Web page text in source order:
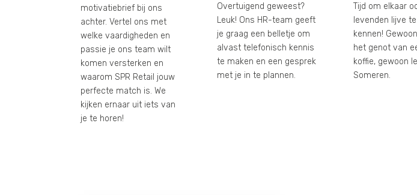
motivatiebrief bij ons
achter. Vertel ons met
welke vaardigheden en
passie je ons team wilt
komen versterken en
waarom SPR Retail jouw
perfecte match is. We
kijken ernaar uit iets van
je te horen!
Overtuigend geweest?
Leuk! Ons HR-team geeft
je graag een belletje om
alvast telefonisch kennis
te maken en een gesprek
met je in te plannen.
Tijd om elkaar
levenden lijve
kennen!
het genot van
koffie, gewoon
Someren.